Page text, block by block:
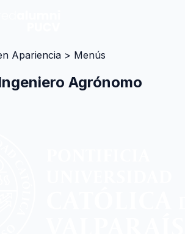
Apariencia > Menús
Agrónomo